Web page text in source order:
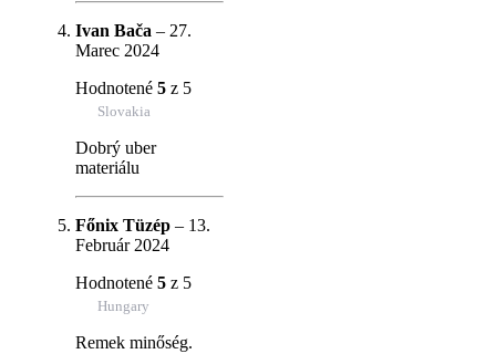
Ivan Bača – 27.
Marec 2024
Hodnotené 5 z 5
Slovakia
Dobrý uber
materiálu
Főnix Tüzép – 13.
Február 2024
Hodnotené 5 z 5
Hungary
Remek minőség.